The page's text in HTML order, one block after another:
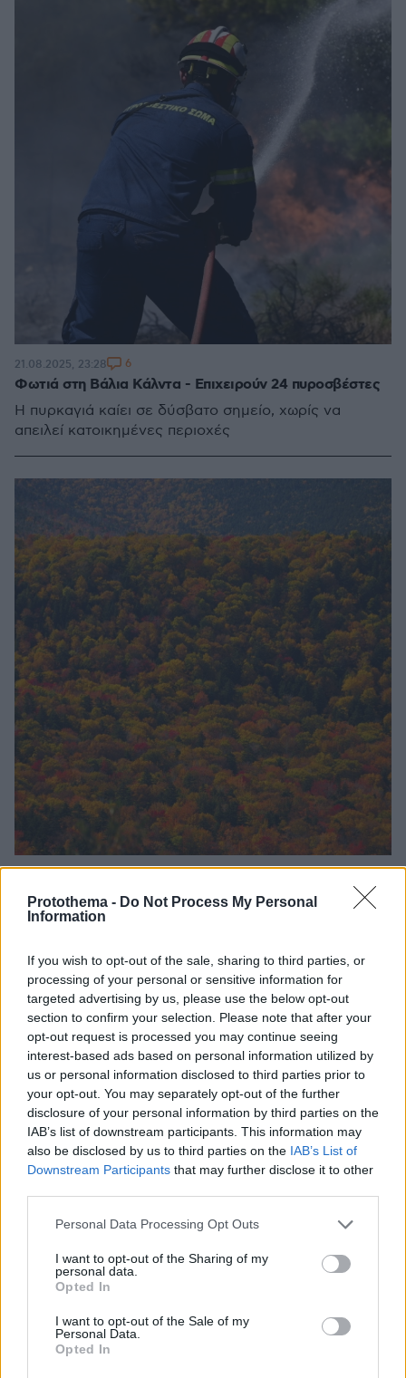
Protothema - Do Not Process My Personal
Information
If you wish to opt-out of the sale, sharing to third parties, or
processing of your personal or sensitive information for
targeted advertising by us, please use the below opt-out
section to confirm your selection. Please note that after your
opt-out request is processed you may continue seeing
interest-based ads based on personal information utilized by
us or personal information disclosed to third parties prior to
your opt-out. You may separately opt-out of the further
disclosure of your personal information by third parties on the
IAB’s list of downstream participants. This information may
also be disclosed by us to third parties on the IAB’s List of
Downstream Participants that may further disclose it to other
Please note that this website/app uses one or more Google
not limited to your visit or usage behaviour. You may click to
grant or deny consent to Google and its third-party tags to
use your data for below specified purposes in below Google
consent section.
Personal Data Processing Opt Outs
I want to opt-out of the Sharing of my
personal data.
Opted In
I want to opt-out of the Sale of my
Personal Data.
Opted In
Φωτιά στη Βάλια Κάλντα - Επιχειρούν 24 πυροσβέστες
Η πυρκαγιά καίει σε δύσβατο σημείο, χωρίς να
απειλεί κατοικημένες περιοχές
21.08.2025, 23:28 6
Μαζικές απολύσεις ετοιμάζει ο Τραμπ και στην
αμερικανική Δασική Υπηρεσία
εργατικού δυναμικού της Δασικής Υπηρεσίας και
περίπου το 5% των υπαλλήλων της Υπηρεσίας
Εθνικών Πάρκων - Εξαιρούνται οι πυροσβέστες